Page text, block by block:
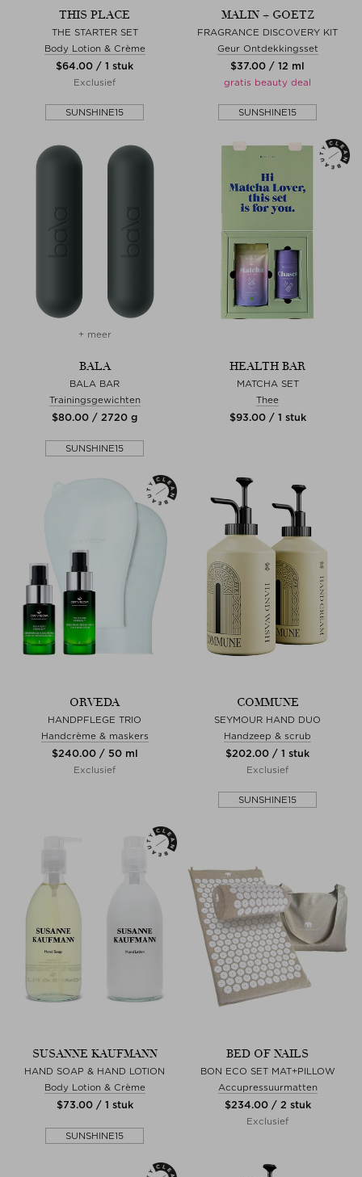
THIS PLACE
THE STARTER SET
Body Lotion & Crème
$‌64.00 / 1 stuk
Exclusief
SUNSHINE15
MALIN + GOETZ
FRAGRANCE DISCOVERY KIT
Geur Ontdekkingsset
$‌37.00 / 12 ml
gratis beauty deal
SUNSHINE15
+ meer
BALA
BALA BAR
Trainingsgewichten
$‌80.00 / 2720 g
SUNSHINE15
HEALTH BAR
MATCHA SET
Thee
$‌93.00 / 1 stuk
ORVEDA
HANDPFLEGE TRIO
Handcrème & maskers
$‌240.00 / 50 ml
Exclusief
COMMUNE
SEYMOUR HAND DUO
Handzeep & scrub
$‌202.00 / 1 stuk
Exclusief
SUNSHINE15
SUSANNE KAUFMANN
HAND SOAP & HAND LOTION
Body Lotion & Crème
$‌73.00 / 1 stuk
SUNSHINE15
BED OF NAILS
BON ECO SET MAT+PILLOW
Accupressuurmatten
$‌234.00 / 2 stuk
Exclusief